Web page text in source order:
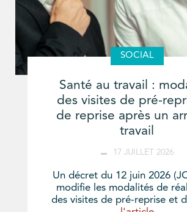
SOCIAL
Santé au travail :
des visites de pré-
de reprise après un
travail
17 JUILLET 2026
Un décret du 12 juin 2026
modifie les modalités de
des visites de pré-reprise et